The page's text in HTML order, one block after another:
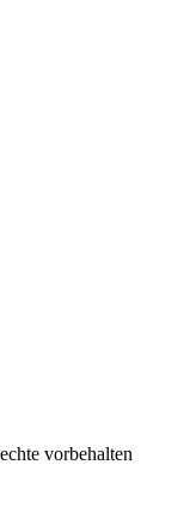
vorbehalten